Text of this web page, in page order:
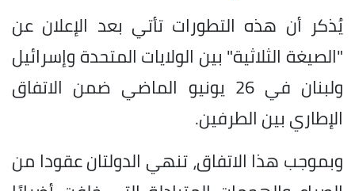
يُذكر أن هذه التطورات تأتي بعد الإعلان عن
"الصيغة الثلاثية" بين الولايات المتحدة وإسرائيل
ولبنان في 26 يونيو الماضي ضمن الاتفاق
الإطاري بين الطرفين.
وبموجب هذا الاتفاق، تنهي الدولتان عقودا من